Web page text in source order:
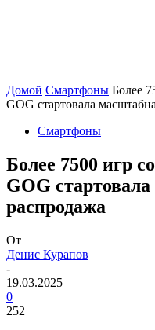
Домой Смартфоны Более
GOG стартовала
Смартфоны
Более 7500 игр
GOG
распродажа
От
Денис Курапов
-
19.03.2025
0
252